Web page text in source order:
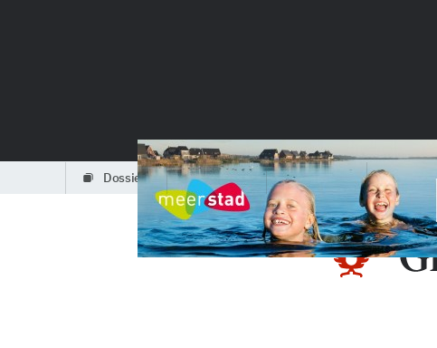
dossiers partners podcasts